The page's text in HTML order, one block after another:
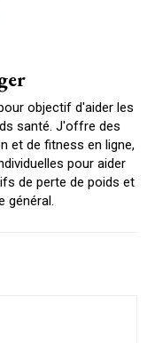
objectif d'aider les
santé. J'offre des
et de fitness en ligne,
pour aider
de perte de poids et
général.